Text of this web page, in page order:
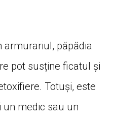
păpădia
pot susține ficatul și
Totuși, este
medic sau un